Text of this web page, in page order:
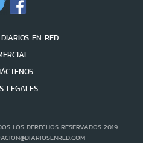
EN RED
LEGALES
LOS DERECHOS RESERVADOS 2019 -